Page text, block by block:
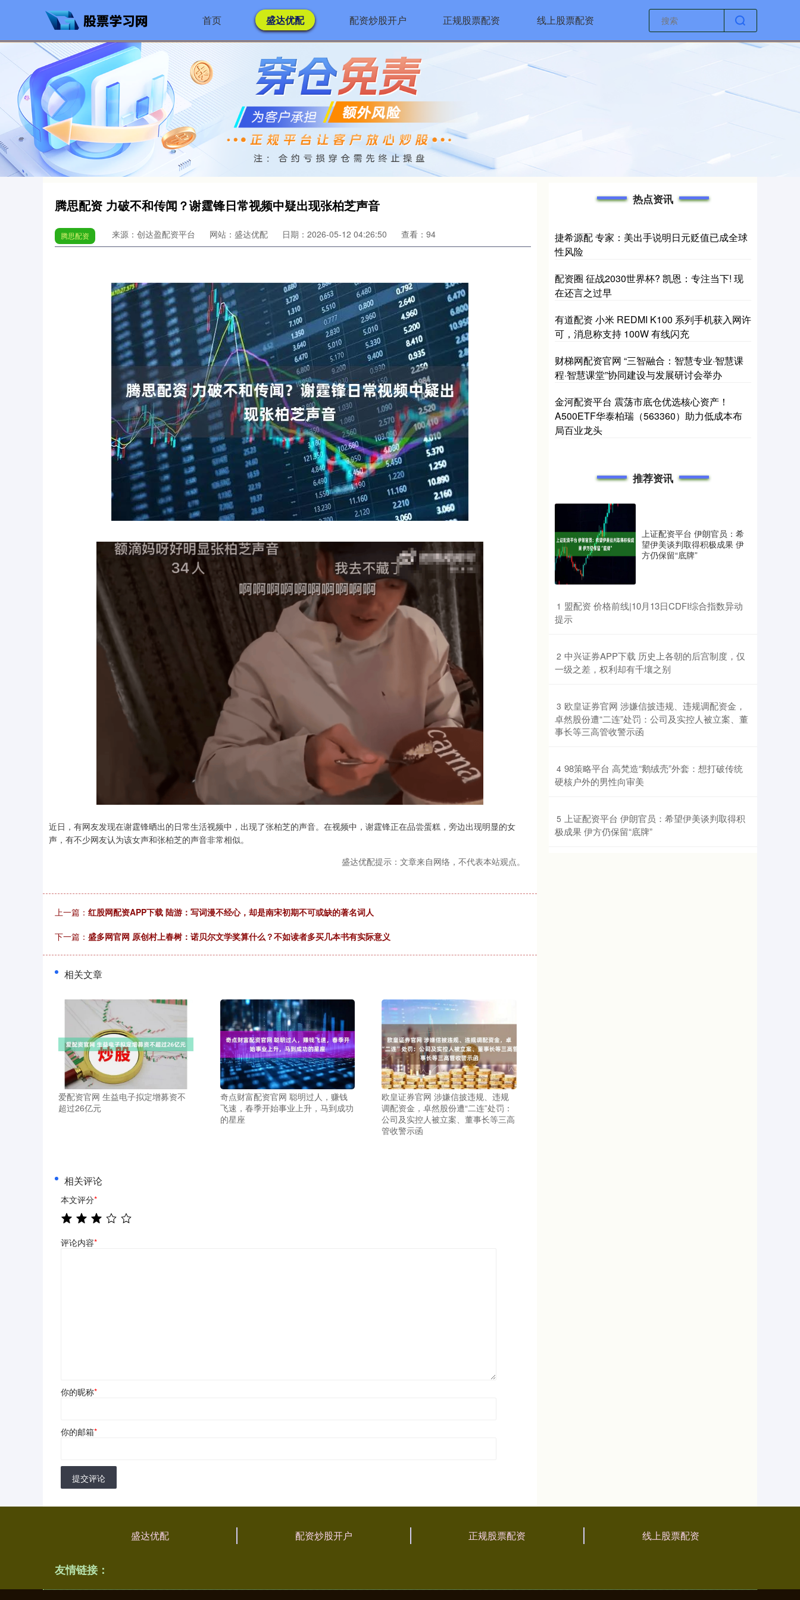
首页 盛达优配 配资炒股开户 正规股票配资 线上股票配资
腾思配资 力破不和传闻？谢霆锋日常视频中疑出现张柏芝声音
腾思配资 来源：创达盈配资平台 网站：盛达优配 日期：2026-05-12 04:26:50 查看：94
近日，有网友发现在谢霆锋晒出的日常生活视频中，出现了张柏芝的声音。在视频中，谢霆锋正在品尝蛋糕，旁边出现明显的女
声，有不少网友认为该女声和张柏芝的声音非常相似。
盛达优配提示：文章来自网络，不代表本站观点。
上一篇： 红股网配资APP下载 陆游：写词漫不经心，却是南宋初期不可或缺的著名词人
下一篇： 盛多网官网 原创村上春树：诺贝尔文学奖算什么？不如读者多买几本书有实际意义
相关文章
爱配资官网 生益电子拟定增募资不
超过26亿元
奇点财富配资官网 聪明过人，赚钱
飞速，春季开始事业上升，马到成功
的星座
欧皇证券官网 涉嫌信披违规、违规
调配资金，卓然股份遭“二连”处罚：
公司及实控人被立案、董事长等三高
管收警示函
相关评论
本文评分*
评论内容*
你的昵称*
你的邮箱*
提交评论
热点资讯
捷希源配 专家：美出手说明日元贬值已成全球
性风险
配资圈 征战2030世界杯? 凯恩：专注当下! 现
在还言之过早
有道配资 小米 REDMI K100 系列手机获入网许
可，消息称支持 100W 有线闪充
财梯网配资官网 “三智融合：智慧专业·智慧课
程·智慧课堂”协同建设与发展研讨会举办
金河配资平台 震荡市底仓优选核心资产！
A500ETF华泰柏瑞（563360）助力低成本布
局百业龙头
推荐资讯
上证配资平台 伊朗官员：希
望伊美谈判取得积极成果 伊
方仍保留“底牌”
1 ​盟配资 价格前线|10月13日CDFI综合指数异动
提示
2 ​中兴证券APP下载 历史上各朝的后宫制度，仅
一级之差，权利却有千壤之别
3 ​欧皇证券官网 涉嫌信披违规、违规调配资金，
卓然股份遭“二连”处罚：公司及实控人被立案、董
事长等三高管收警示函
4 ​98策略平台 高梵造“鹅绒壳”外套：想打破传统
硬核户外的男性向审美
5 ​上证配资平台 伊朗官员：希望伊美谈判取得积
极成果 伊方仍保留“底牌”
盛达优配 配资炒股开户 正规股票配资 线上股票配资
友情链接：